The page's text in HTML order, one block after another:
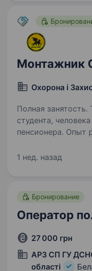
Монтажник
Охорона і
Полная занятость.
студента,
пенсионера. Опыт
потрібний
1 нед. назад
Бронирование
Оператор
27 000 грн
АРЗ СП ГУ ДСНС
області